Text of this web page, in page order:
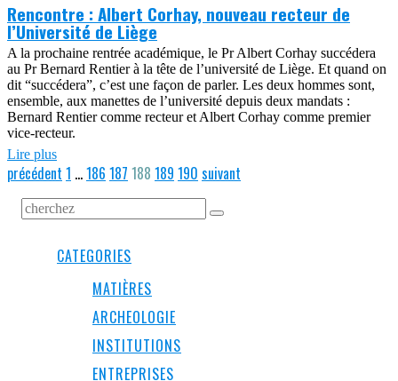
Rencontre : Albert Corhay, nouveau recteur de
l’Université de Liège
A la prochaine rentrée académique, le Pr Albert Corhay succédera
au Pr Bernard Rentier à la tête de l’université de Liège. Et quand on
dit “succédera”, c’est une façon de parler. Les deux hommes sont,
ensemble, aux manettes de l’université depuis deux mandats :
Bernard Rentier comme recteur et Albert Corhay comme premier
vice-recteur.
Lire plus
précédent 1 …186 187 188 189 190 suivant
CATEGORIES
MATIÈRES
ARCHEOLOGIE
INSTITUTIONS
ENTREPRISES